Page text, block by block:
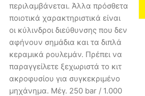
περιλαμβάνεται. Άλλα πρόσθετα
ποιοτικά χαρακτηριστικά είναι
οι κύλινδροι διεύθυνσης που δεν
αφήνουν σημάδια και τα διπλά
κεραμικά ρουλεμάν. Πρέπει να
παραγγείλετε ξεχωριστά το κιτ
ακροφυσίου για συγκεκριμένο
μηχάνημα. Μέγ. 250 bar / 1.000